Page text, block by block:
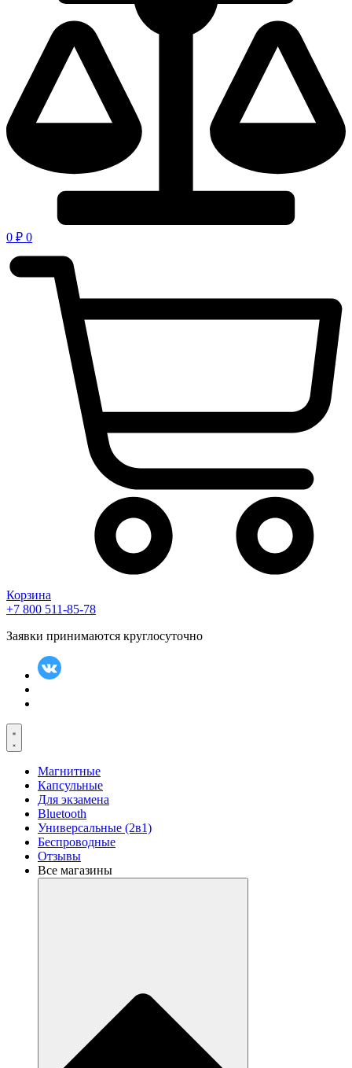
0 ₽ 0
Корзина
+7 800 511-85-78
Заявки принимаются круглосуточно
Магнитные
Капсульные
Для экзамена
Bluetooth
Универсальные (2в1)
Беспроводные
Отзывы
Все магазины